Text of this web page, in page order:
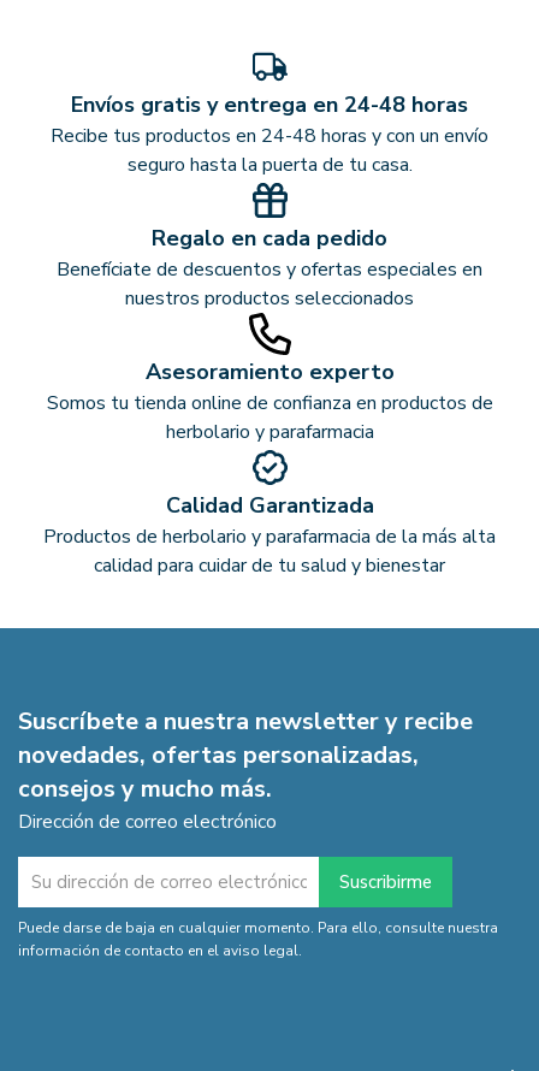
Envíos gratis y entrega en 24-48 horas
Recibe tus productos en 24-48 horas y con un envío
seguro hasta la puerta de tu casa.
Regalo en cada pedido
Benefíciate de descuentos y ofertas especiales en
nuestros productos seleccionados
Asesoramiento experto
Somos tu tienda online de confianza en productos de
herbolario y parafarmacia
Calidad Garantizada
Productos de herbolario y parafarmacia de la más alta
calidad para cuidar de tu salud y bienestar
Suscríbete a nuestra newsletter y recibe
novedades, ofertas personalizadas,
consejos y mucho más.
Dirección de correo electrónico
Puede darse de baja en cualquier momento. Para ello, consulte nuestra
información de contacto en el aviso legal.